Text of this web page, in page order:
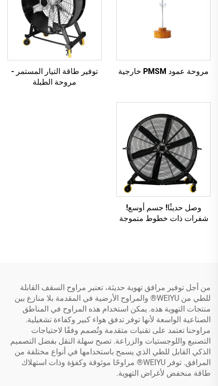
مروحة عمود PMSM خارجية
توفير طاقة التيار المستمر -
مروحة الطبلة
وصل حديثًا! جسم أوسع!
شفرات ذات خطوط متموجة
من أجل توفير مرافق تهوية حديثة، تعتبر مراوح السقف القابلة
للطي من WEIYU® والمراوح الأرضية في المقدمة بلا منازع بين
منتجات التهوية هذه. يمكن استخدام هذه المراوح في المناطق
الصناعية الواسعة لأنها توفر تدفق هواء كبير وكفاءة تشغيلية.
مراوحنا تعتمد على تقنيات متقدمة وتُصمم وفقًا لاحتياجات
التصنيع واللوجستيات والزراعة. تصبح سهلة النقل بفضل التصميم
الذكي القابل للطي الذي يسمح باستخدامها في أنواع مختلفة من
المرافق. توفر WEIYU® مراوحًا موثوقة وكفؤة وذات استهلاك
طاقة منخفض لأغراض التهوية.